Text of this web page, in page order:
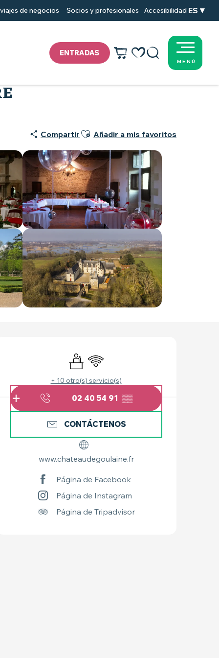
ENTRADAS
Voir les favoris
Buscar
de negocios Socios y profesionales Accesibilidad ES
MENÚ
Compartir Ajouter aux favoris
Añadir a mis favoritos
Y DATOS
Seminarios
Wifi
+ 10 otro(s) servicio(s)
02 40 54 91 ▒▒
CONTÁCTENOS
www.chateaudegoulaine.fr
Página de Facebook
Página de Instagram
Página de Tripadvisor